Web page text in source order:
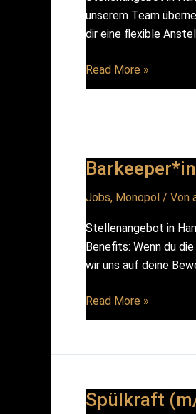
unserem Team
dir eine flexible
Reinigungskraft
(m/w/d)
Read More »
Jobs, Monopol / Von
Stellenangebot in
Benefits: Wenn du
wir uns auf deine
Barkeeper*in
/
Bar
Read More »
Spülkraft